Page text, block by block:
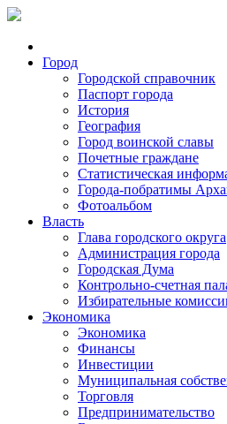
Город
Городской справочник
Паспорт города
История
География
Город воинской славы
Почетные граждане
Статистическая
Города-побратимы
Фотоальбом
Власть
Глава городского округа
Администрация города
Городская Дума
Контрольно-счетная
Избирательные
Экономика
Экономика
Финансы
Инвестиции
Муниципальная
Торговля
Предпринимательство